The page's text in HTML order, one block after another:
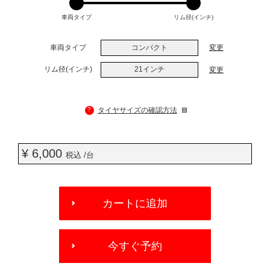
車両タイプ リム径(インチ)
車両タイプ コンパクト 変更
リム径(インチ) 21インチ 変更
? タイヤサイズの確認方法
¥ 6,000 税込 /台
OPTIONS
カートに追加
今すぐ予約